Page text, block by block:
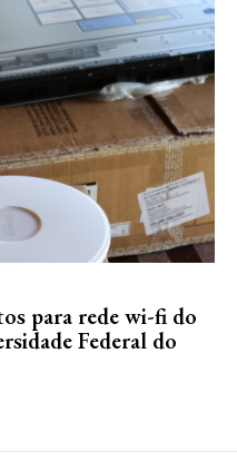
para rede wi-fi do
Federal do